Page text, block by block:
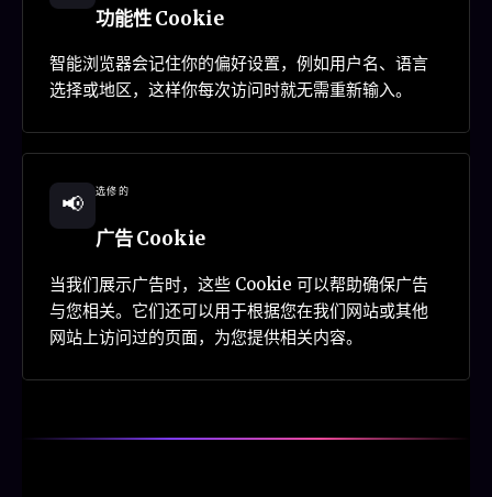
功能性 Cookie
智能浏览器会记住你的偏好设置，例如用户名、语言
选择或地区，这样你每次访问时就无需重新输入。
📢
选修的
广告 Cookie
当我们展示广告时，这些 Cookie 可以帮助确保广告
与您相关。它们还可以用于根据您在我们网站或其他
网站上访问过的页面，为您提供相关内容。